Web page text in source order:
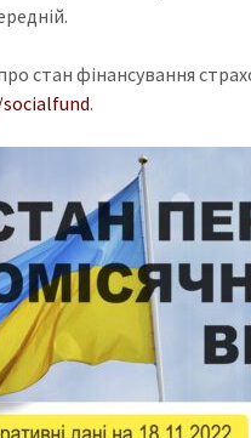
стан фінансування
.